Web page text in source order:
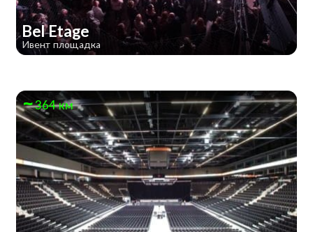
Bel Etage
Ивент площадка
364 км